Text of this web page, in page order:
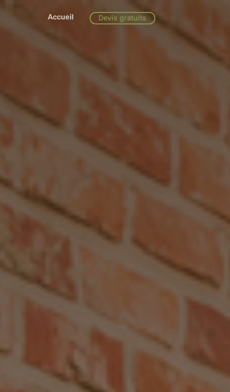
Accueil Devis gratuits